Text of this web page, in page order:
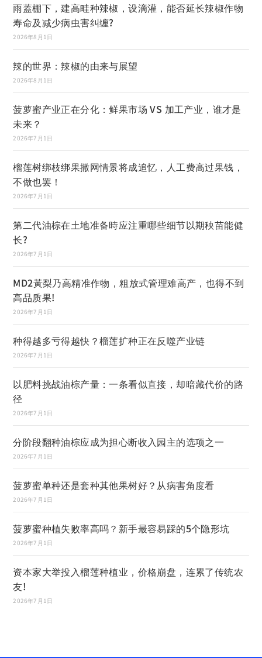
雨蓋棚下，建高畦种辣椒，设滴灌，能否延长辣椒作物
寿命及减少病虫害纠缠?
2026年8月1日
辣的世界：辣椒的由来与展望
2026年8月1日
菠萝蜜产业正在分化：鲜果市场 VS 加工产业，谁才是
未来？
2026年7月1日
榴莲树绑枝绑果撒网情景将成追忆，人工费高过果钱，
不做也罢！
2026年7月1日
第二代油棕在土地准备時应注重哪些细节以期秧苗能健
长?
2026年7月1日
MD2黃梨乃高精准作物，粗放式管理难高产，也得不到
高品质果!
2026年7月1日
种得越多亏得越快？榴莲扩种正在反噬产业链
2026年7月1日
以肥料挑战油棕产量：一条看似直接，却暗藏代价的路
径
2026年7月1日
分阶段翻种油棕应成为担心断收入园主的选项之一
2026年7月1日
菠萝蜜单种还是套种其他果树好？从病害角度看
2026年7月1日
菠萝蜜种植失败率高吗？新手最容易踩的5个隐形坑
2026年7月1日
资本家大举投入榴莲种植业，价格崩盘，连累了传统农
友!
2026年7月1日